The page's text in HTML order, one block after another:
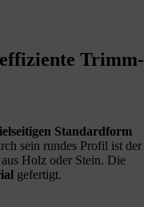
Trimm-
Standardform
sein rundes Profil ist der
Holz oder Stein. Die
gefertigt.